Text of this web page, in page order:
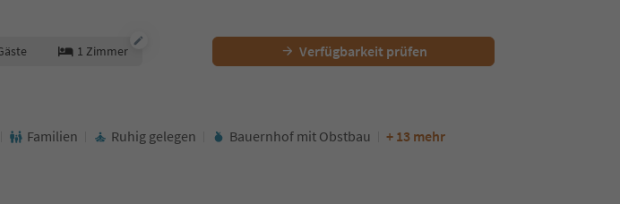
1 Zimmer Verfügbarkeit prüfen
Familien Ruhig gelegen Bauernhof mit Obstbau + 13 mehr